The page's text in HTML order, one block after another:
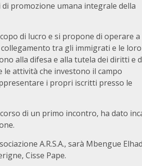
promozione umana integrale della
di lucro e si propone di operare a
tra gli immigrati e le loro
alla difesa e alla tutela dei diritti e
le attività che investono il campo
i propri iscritti presso le
di un primo incontro, ha dato
A.R.S.A., sarà Mbengue
Cisse Pape.